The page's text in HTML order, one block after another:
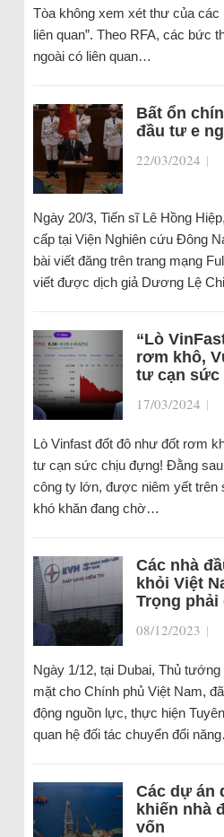
Tòa không xem xét thư của
liên quan”. Theo RFA, các bức
ngoài có liên quan…
Bất ổn
đầu tư e
22/03/2024 |
Ngày 20/3, Tiến sĩ Lê Hồng
cấp tại Viện Nghiên cứu Đông
bài viết đăng trên trang mạng
viết được dịch giả Dương Lệ
“Lò
rơm khô,
tư cạn sức
17/03/2024 |
Lò Vinfast đốt đô như đốt rơm
tư cạn sức chịu đựng! Đằng
công ty lớn, được niêm yết trên
khó khăn đang chờ…
Các nhà
khỏi Việt
Trọng phải
08/12/2023 |
Ngày 1/12, tại Dubai, Thủ
mặt cho Chính phủ Việt Nam,
động nguồn lực, thực hiện
quan hệ đối tác chuyển đổi
Các dự án
khiến nhà
vốn